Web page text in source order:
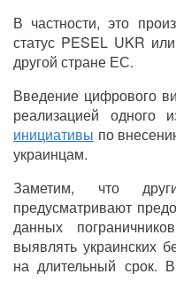
В частности, это
статус PESEL UKR
другой стране ЕС.
Введение цифрового
реализацией одного
инициативы по
украинцам.
Заметим, что
предусматривают
данных
выявлять украинских
на длительный срок.